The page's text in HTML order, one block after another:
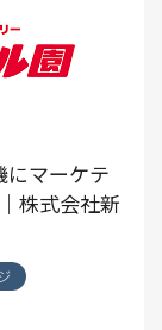
にマーケテ
株式会社新